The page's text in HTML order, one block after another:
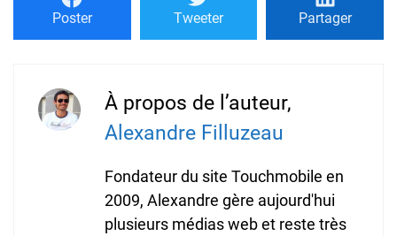
Poster Tweeter Partager
À propos de l’auteur,
Alexandre Filluzeau
Fondateur du site Touchmobile en
2009, Alexandre gère aujourd'hui
plusieurs médias web et reste très